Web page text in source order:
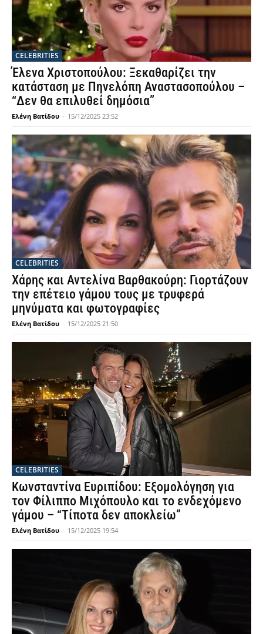
CELEBRITIES
Έλενα Χριστοπούλου: Ξεκαθαρίζει την
κατάσταση με Πηνελόπη Αναστασοπούλου –
“Δεν θα επιλυθεί δημόσια”
Ελένη Βατίδου - 15/12/2025 23:52
CELEBRITIES
Χάρης και Αντελίνα Βαρθακούρη: Γιορτάζουν
την επέτειο γάμου τους με τρυφερά
μηνύματα και φωτογραφίες
Ελένη Βατίδου - 15/12/2025 21:50
CELEBRITIES
Κωνσταντίνα Ευριπίδου: Εξομολόγηση για
τον Φίλιππο Μιχόπουλο και το ενδεχόμενο
γάμου – “Τίποτα δεν αποκλείω”
Ελένη Βατίδου - 15/12/2025 19:54